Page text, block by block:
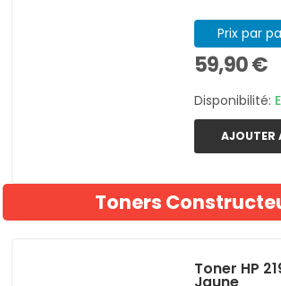
Prix par
59,90 €
Disponibilité:
AJOUTER
Toners
Toner HP
Jaune